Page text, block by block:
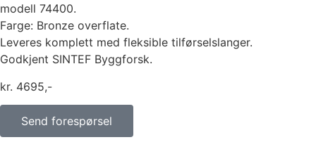
modell 74400.
Farge: Bronze overflate.
Leveres komplett med fleksible tilførselslanger.
Godkjent SINTEF Byggforsk.
kr 4695
Send forespørsel